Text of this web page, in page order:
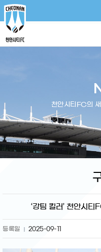
천안시티FC의
‘강팀 킬러’ 천안시
등록일 2025-09-11